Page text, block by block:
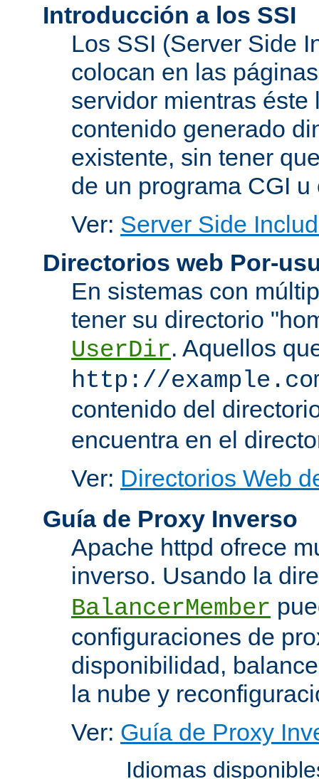
Introducción a los SSI
Los SSI (Server Side
colocan en las
servidor mientras
contenido generado
existente, sin tener
de un programa CGI
Ver: Server Side
Directorios web Por-
En sistemas con
tener su directorio
UserDir. Aquellos
http://
contenido del
encuentra en el
Ver: Directorios Web
Guía de Proxy Inverso
Apache httpd ofrece
inverso. Usando la
BalancerMember
configuraciones de
disponibilidad,
la nube y
Ver: Guía de Proxy
Idiomas